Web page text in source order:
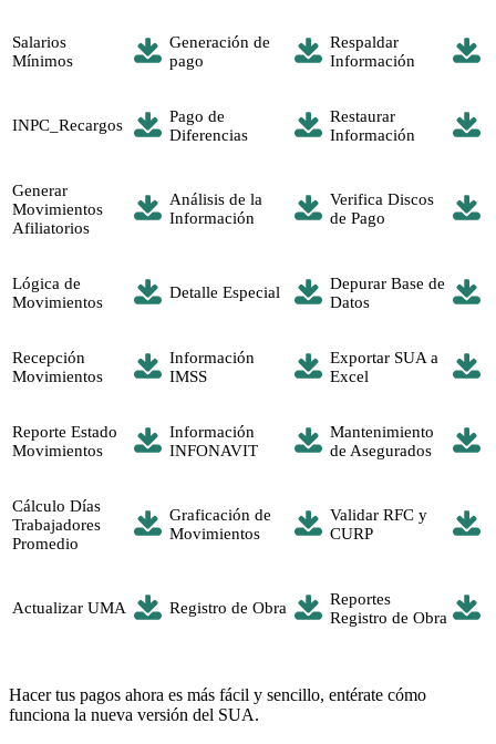
Salarios
Mínimos
Generación de
pago
Respaldar
Información
INPC_Recargos
Pago de
Diferencias
Restaurar
Información
Generar
Movimientos
Afiliatorios
Análisis de la
Información
Verifica Discos
de Pago
Lógica de
Movimientos
Detalle Especial
Depurar Base de
Datos
Recepción
Movimientos
Información
IMSS
Exportar SUA a
Excel
Reporte Estado
Movimientos
Información
INFONAVIT
Mantenimiento
de Asegurados
Cálculo Días
Trabajadores
Promedio
Graficación de
Movimientos
Validar RFC y
CURP
Actualizar UMA Registro de Obra
Reportes
Registro de Obra
Hacer tus pagos ahora es más fácil y sencillo, entérate cómo
funciona la nueva versión del SUA.